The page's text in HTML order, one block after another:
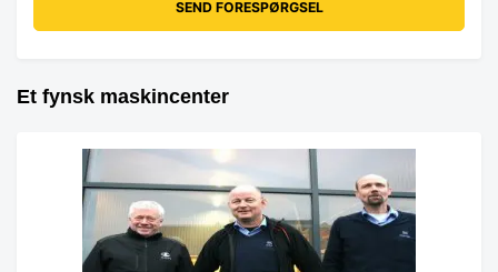
Et fynsk maskincenter